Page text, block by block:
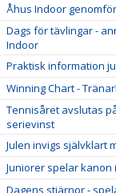
Åhus Indoor
Dags för tävlingar -
Indoor
Praktisk information
Winning Chart -
Tennisåret avslutas
serievinst
Julen invigs självklart
Juniorer spelar kanon
Dagens stjärnor -